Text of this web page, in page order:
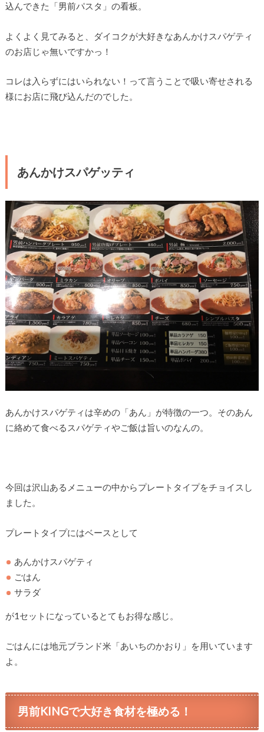
込んできた「男前パスタ」の看板。
よくよく見てみると、ダイコクが大好きなあんかけスパゲティ
のお店じゃ無いですかっ！
コレは入らずにはいられない！って言うことで吸い寄せされる
様にお店に飛び込んだのでした。
あんかけスパゲッティ
あんかけスパゲティは辛めの「あん」が特徴の一つ。そのあん
に絡めて食べるスパゲティやご飯は旨いのなんの。
今回は沢山あるメニューの中からプレートタイプをチョイスし
ました。
プレートタイプにはベースとして
あんかけスパゲティ
ごはん
サラダ
が1セットになっているとてもお得な感じ。
ごはんには地元ブランド米「あいちのかおり」を用いています
よ。
男前KINGで大好き食材を極める！